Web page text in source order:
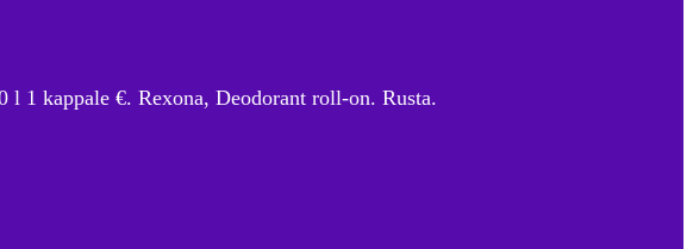
1 kappale €. Rexona, Deodorant roll-on. Rusta.